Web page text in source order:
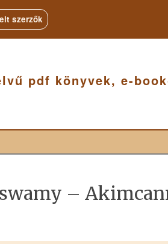
szerzők
pdf könyvek, e-
–